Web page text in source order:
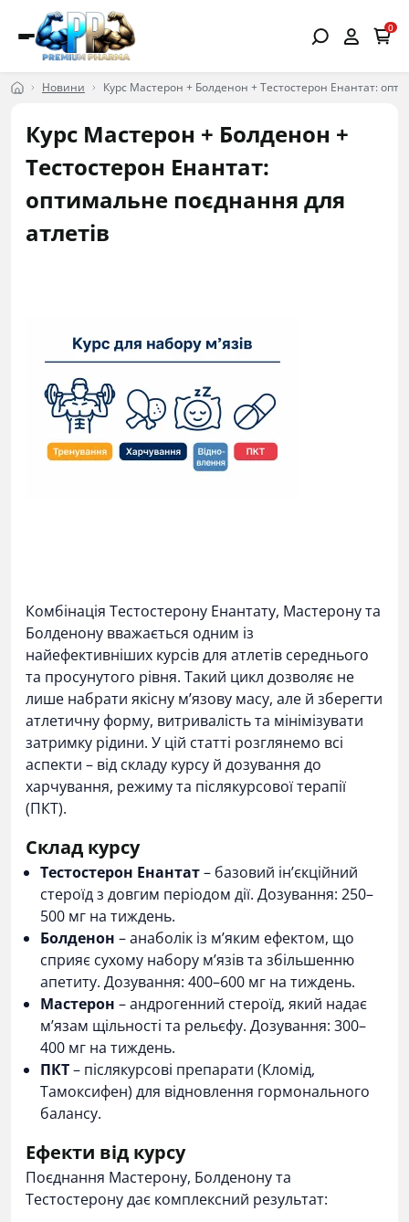
0
Новини Курс Мастерон + Болденон + Тестостерон Енантат:
Курс Мастерон + Болденон +
Тестостерон Енантат:
оптимальне поєднання для
атлетів
Комбінація Тестостерону Енантату, Мастерону та
Болденону вважається одним із
найефективніших курсів для атлетів середнього
та просунутого рівня. Такий цикл дозволяє не
лише набрати якісну м’язову масу, але й зберегти
атлетичну форму, витривалість та мінімізувати
затримку рідини. У цій статті розглянемо всі
аспекти – від складу курсу й дозування до
харчування, режиму та післякурсової терапії
(ПКТ).
Склад курсу
Тестостерон Енантат– базовий ін’єкційний
стероїд з довгим періодом дії. Дозування: 250–
500 мг на тиждень.
Болденон – анаболік із м’яким ефектом, що
сприяє сухому набору м’язів та збільшенню
апетиту. Дозування: 400–600 мг на тиждень.
Мастерон – андрогенний стероїд, який надає
м’язам щільності та рельєфу. Дозування: 300–
400 мг на тиждень.
ПКТ– післякурсові препарати (Кломід,
Тамоксифен) для відновлення гормонального
балансу.
Ефекти від курсу
Поєднання Мастерону, Болденону та
Тестостерону дає комплексний результат: